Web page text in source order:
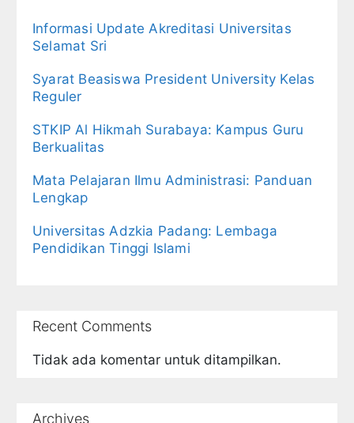
Informasi Update Akreditasi Universitas
Selamat Sri
Syarat Beasiswa President University Kelas
Reguler
STKIP Al Hikmah Surabaya: Kampus Guru
Berkualitas
Mata Pelajaran Ilmu Administrasi: Panduan
Lengkap
Universitas Adzkia Padang: Lembaga
Pendidikan Tinggi Islami
Recent Comments
Tidak ada komentar untuk ditampilkan.
Archives